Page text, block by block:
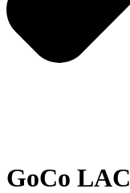
GoCo LAC